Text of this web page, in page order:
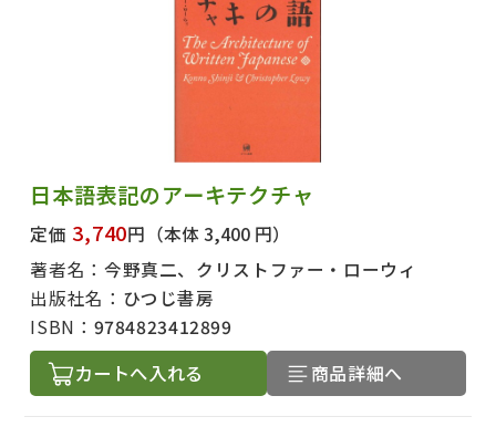
日本語表記のアーキテクチャ
定価 3,740円 （本体 3,400 円）
著者名： 今野真二、クリストファー・ローウィ
出版社名： ひつじ書房
ISBN： 9784823412899
カートへ入れる 商品詳細へ